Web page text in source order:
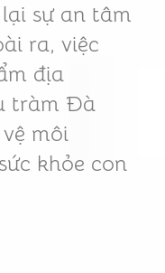
sự an tâm
ra, việc
địa
tràm Đà
môi
khỏe con